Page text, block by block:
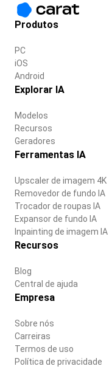
Produtos
PC
iOS
Android
Explorar IA
Modelos
Recursos
Geradores
Ferramentas IA
Upscaler de imagem 4K
Removedor de fundo IA
Trocador de roupas IA
Expansor de fundo IA
Inpainting de imagem IA
Recursos
Blog
Central de ajuda
Empresa
Sobre nós
Carreiras
Termos de uso
Política de privacidade